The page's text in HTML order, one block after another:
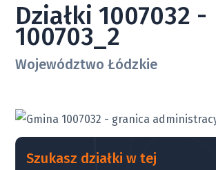
Działki 1007032 -
100703_2
Województwo Łódzkie
Szukasz działki w tej